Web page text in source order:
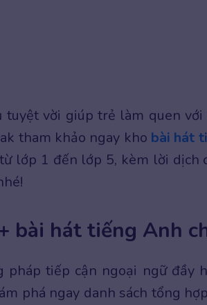
tuyệt vời giúp trẻ làm quen
tham khảo ngay kho bài hát
lớp 1 đến lớp 5, kèm lời dịch
bài hát tiếng Anh
pháp tiếp cận ngoại ngữ đầy
phá ngay danh sách tổng